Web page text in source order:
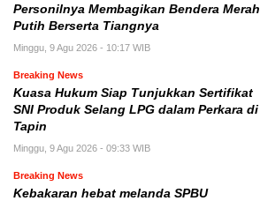
Personilnya Membagikan Bendera Merah
Putih Berserta Tiangnya
Minggu, 9 Agu 2026 - 10:17 WIB
Breaking News
Kuasa Hukum Siap Tunjukkan Sertifikat
SNI Produk Selang LPG dalam Perkara di
Tapin
Minggu, 9 Agu 2026 - 09:33 WIB
Breaking News
Kebakaran hebat melanda SPBU